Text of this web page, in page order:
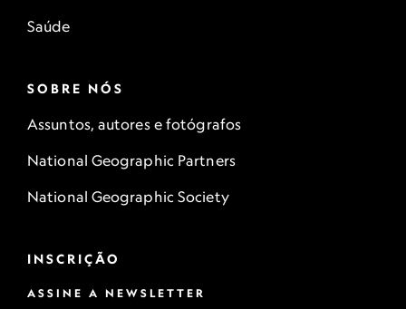
Saúde
SOBRE NÓS
Assuntos, autores e fotógrafos
National Geographic Partners
National Geographic Society
INSCRIÇÃO
ASSINE A NEWSLETTER